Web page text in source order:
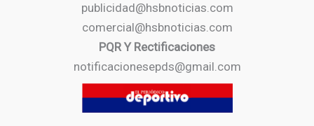
publicidad@hsbnoticias.com
comercial@hsbnoticias.com
PQR Y Rectificaciones
notificacionesepds@gmail.com